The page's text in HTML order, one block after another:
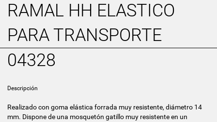
RAMAL HH ELASTICO
PARA TRANSPORTE
04328
Descripción
Realizado con goma elástica forrada muy resistente, diámetro 14
mm. Dispone de una mosquetón gatillo muy resistente en un